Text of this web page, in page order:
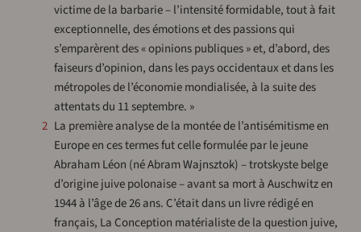
victime de la barbarie – l’intensité formidable, tout à fait
exceptionnelle, des émotions et des passions qui
s’emparèrent des « opinions publiques » et, d’abord, des
faiseurs d’opinion, dans les pays occidentaux et dans les
métropoles de l’économie mondialisée, à la suite des
attentats du 11 septembre. »
2 La première analyse de la montée de l’antisémitisme en
Europe en ces termes fut celle formulée par le jeune
Abraham Léon (né Abram Wajnsztok) – trotskyste belge
d’origine juive polonaise – avant sa mort à Auschwitz en
1944 à l’âge de 26 ans. C’était dans un livre rédigé en
français, La Conception matérialiste de la question juive,